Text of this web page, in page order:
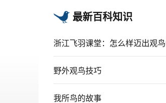
最新百科知识
浙江飞羽课堂：怎么样迈出观鸟
野外观鸟技巧
我所鸟的故事